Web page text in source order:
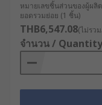
การลงทุนในโมเด็ม
อุตสาหกรรม นำมาซึ่
โดยตรงต่อประสิทธิ
สามารถในการแข่ง
เพิ่มเสถียรภาพ
ของระบบที่อาจ
หมายเลขชิ้นส่วนของผู้ผลิ
ยอดรวมย่อย (1 ชิ้น)
THB6,547.08(ไม่รว
จำนวน / Quantity